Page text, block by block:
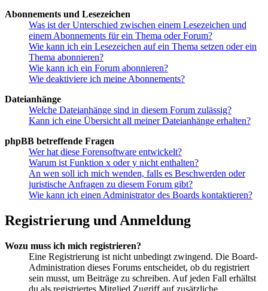
Abonnements und Lesezeichen
Was ist der Unterschied zwischen einem Lesezeichen und
einem Abonnements für ein Thema oder Forum?
Wie kann ich ein Lesezeichen auf ein Thema setzen oder ein
Thema abonnieren?
Wie kann ich ein Forum abonnieren?
Wie deaktiviere ich meine Abonnements?
Dateianhänge
Welche Dateianhänge sind in diesem Forum zulässig?
Kann ich eine Übersicht all meiner Dateianhänge erhalten?
phpBB betreffende Fragen
Wer hat diese Forensoftware entwickelt?
Warum ist Funktion x oder y nicht enthalten?
An wen soll ich mich wenden, falls es Beschwerden oder
juristische Anfragen zu diesem Forum gibt?
Wie kann ich einen Administrator des Boards kontaktieren?
Registrierung und Anmeldung
Wozu muss ich mich registrieren?
Eine Registrierung ist nicht unbedingt zwingend. Die Board-
Administration dieses Forums entscheidet, ob du registriert
sein musst, um Beiträge zu schreiben. Auf jeden Fall erhältst
du als registriertes Mitglied Zugriff auf zusätzliche